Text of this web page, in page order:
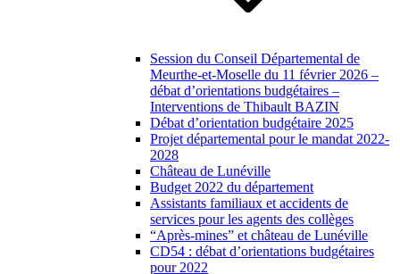
Session du Conseil Départemental de
Meurthe-et-Moselle du 11 février 2026 –
débat d’orientations budgétaires –
Interventions de Thibault BAZIN
Débat d’orientation budgétaire 2025
Projet départemental pour le mandat 2022-
2028
Château de Lunéville
Budget 2022 du département
Assistants familiaux et accidents de
services pour les agents des collèges
“Après-mines” et château de Lunéville
CD54 : débat d’orientations budgétaires
pour 2022